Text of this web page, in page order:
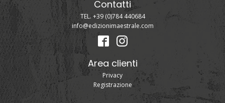
Contatti
TEL. +39 (0)784 440684
info@edizionimaestrale.com
Area clienti
Privacy
Registrazione